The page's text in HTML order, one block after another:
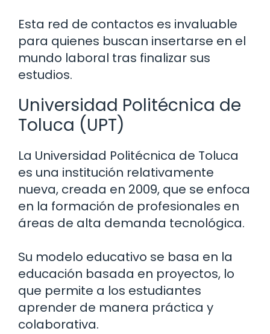
Esta red de contactos es invaluable
para quienes buscan insertarse en el
mundo laboral tras finalizar sus
estudios.
Universidad Politécnica de
Toluca (UPT)
La Universidad Politécnica de Toluca
es una institución relativamente
nueva, creada en 2009, que se enfoca
en la formación de profesionales en
áreas de alta demanda tecnológica.
Su modelo educativo se basa en la
educación basada en proyectos, lo
que permite a los estudiantes
aprender de manera práctica y
colaborativa.